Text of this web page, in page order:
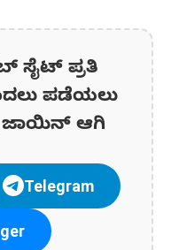
ಸೈಟ್ ಪ್ರತಿ
ಪಡೆಯಲು
ಜಾಯಿನ್ ಆಗಿ
Telegram